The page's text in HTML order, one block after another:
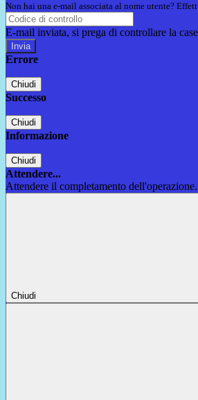
Non hai una e-mail associata al nome utente?
E-mail inviata, si prega di controllare la
Errore
Chiudi
Successo
Chiudi
Informazione
Chiudi
Attendere...
Attendere il completamento
Chiudi